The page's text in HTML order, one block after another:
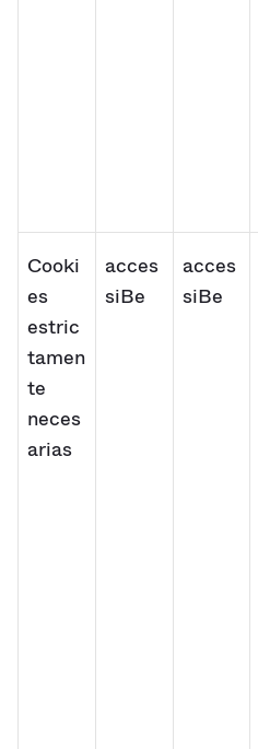
Cooki
es
estric
tamen
te
neces
arias
acces
siBe
acces
siBe